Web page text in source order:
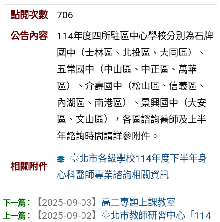
點閱次數
706
公告內容
114年度四所駐區中心學校分別為石牌
國中（士林區、北投區、大同區）、
五常國中（中山區、中正區、萬華
區）、介壽國中（松山區、信義區、
內湖區、南港區）、景興國中（大安
區、文山區），各區諮詢醫師及上半
年諮詢時間請詳參附件。
相關附件
臺北市各級學校114年度下半年身
心科醫師專業諮詢相關資訊
【2025-09-03】 高二專題上課教室
【2025-09-02】 臺北市教師研習中心「114